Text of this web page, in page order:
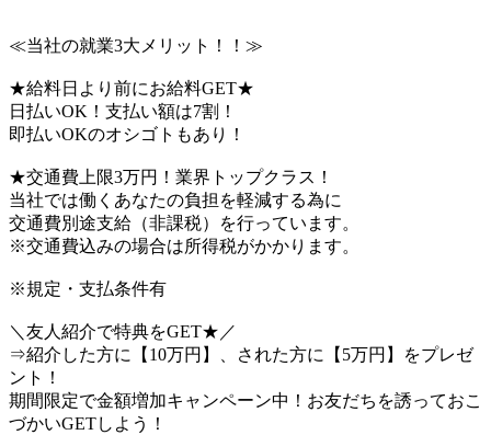
≪当社の就業3大メリット！！≫
★給料日より前にお給料GET★
日払いOK！支払い額は7割！
即払いOKのオシゴトもあり！
★交通費上限3万円！業界トップクラス！
当社では働くあなたの負担を軽減する為に
交通費別途支給（非課税）を行っています。
※交通費込みの場合は所得税がかかります。
※規定・支払条件有
＼友人紹介で特典をGET★／
⇒紹介した方に【10万円】、された方に【5万円】をプレゼ
ント！
期間限定で金額増加キャンペーン中！お友だちを誘っておこ
づかいGETしよう！